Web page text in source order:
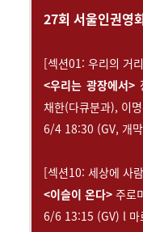
27회 서울인권영
[섹션01: 우리의 거
<우리는 광장에서>
채한(다큐분과), 이
6/4 18:30 (GV, 개
[섹션10: 세상에 사
<이슬이 온다> 주로
6/6 13:15 (GV) l 마